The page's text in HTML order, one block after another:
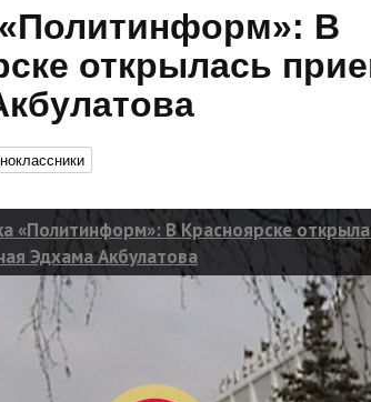
В
открылась
«Политинформ»: В Красноярске
Эдхама Акбулатова